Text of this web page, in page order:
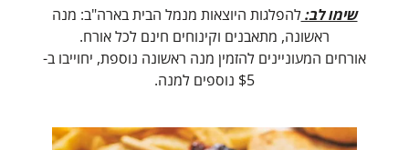
שימו לב:להפלגות היוצאות מנמל הבית בארה"ב: מנה
ראשונה, מתאבנים וקינוחים חינם לכל אורח.
אורחים המעוניינים להזמין מנה ראשונה נוספת, יחוייבו ב-
$5 נוספים למנה.